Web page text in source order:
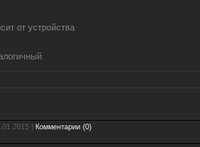
от устройства
Комментарии (0)